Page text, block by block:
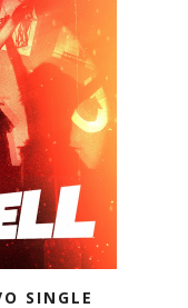
SINGLE